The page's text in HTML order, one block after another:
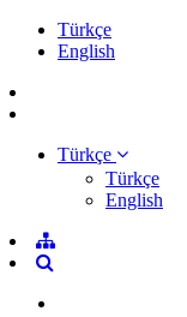
Türkçe
English
Türkçe
Türkçe
English